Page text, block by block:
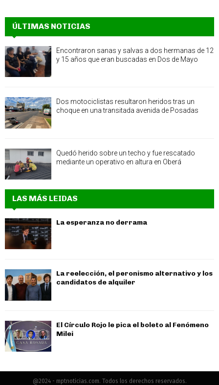
ÚLTIMAS NOTICIAS
Encontraron sanas y salvas a dos hermanas de 12
y 15 años que eran buscadas en Dos de Mayo
Dos motociclistas resultaron heridos tras un
choque en una transitada avenida de Posadas
Quedó herido sobre un techo y fue rescatado
mediante un operativo en altura en Oberá
LAS MÁS LEIDAS
La esperanza no derrama
La reelección, el peronismo alternativo y los
candidatos de alquiler
El Círculo Rojo le pica el boleto al Fenómeno
Milei
@2024 - mptnoticias.com. Todos los derechos reservados.